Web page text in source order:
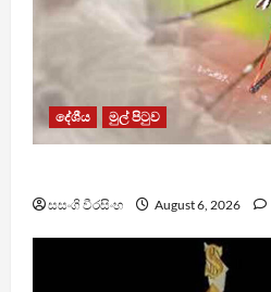
දේශීය මුල් පිටුව
සසංගි වීරසිංහ August 6, 2026